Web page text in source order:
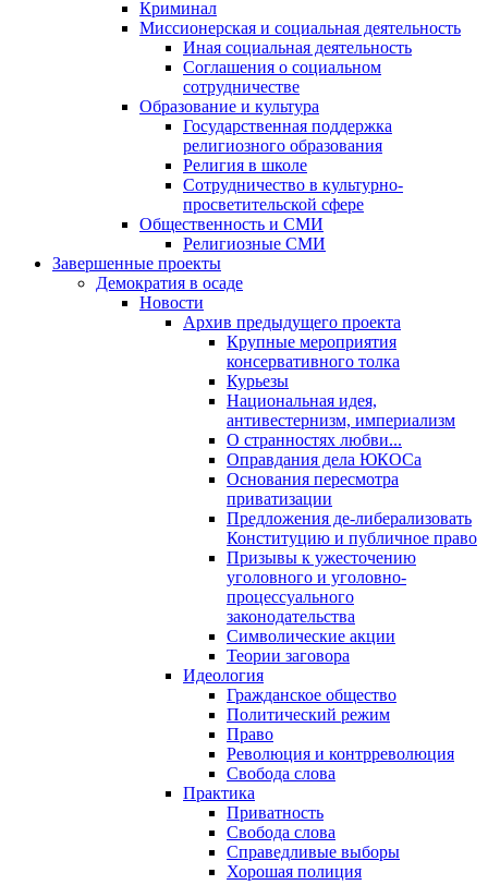
Криминал
Миссионерская и социальная деятельность
Иная социальная деятельность
Соглашения о социальном
сотрудничестве
Образование и культура
Государственная поддержка
религиозного образования
Религия в школе
Сотрудничество в культурно-
просветительской сфере
Общественность и СМИ
Религиозные СМИ
Завершенные проекты
Демократия в осаде
Новости
Архив предыдущего проекта
Крупные мероприятия
консервативного толка
Курьезы
Национальная идея,
антивестернизм, империализм
О странностях любви...
Оправдания дела ЮКОСа
Основания пересмотра
приватизации
Предложения де-либерализовать
Конституцию и публичное право
Призывы к ужесточению
уголовного и уголовно-
процессуального
законодательства
Символические акции
Теории заговора
Идеология
Гражданское общество
Политический режим
Право
Революция и контрреволюция
Свобода слова
Практика
Приватность
Свобода слова
Справедливые выборы
Хорошая полиция